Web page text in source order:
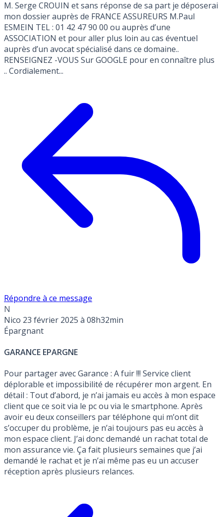
M. Serge CROUIN et sans réponse de sa part je déposerai
mon dossier auprès de FRANCE ASSUREURS M.Paul
ESMEIN TEL : 01 42 47 90 00 ou auprès d’une
ASSOCIATION et pour aller plus loin au cas éventuel
auprès d’un avocat spécialisé dans ce domaine..
RENSEIGNEZ -VOUS Sur GOOGLE pour en connaître plus
.. Cordialement...
Répondre à ce message
N
Nico 23 février 2025 à 08h32min
Épargnant
GARANCE EPARGNE
Pour partager avec Garance : A fuir !!! Service client
déplorable et impossibilité de récupérer mon argent. En
détail : Tout d’abord, je n’ai jamais eu accès à mon espace
client que ce soit via le pc ou via le smartphone. Après
avoir eu deux conseillers par téléphone qui m’ont dit
s’occuper du problème, je n’ai toujours pas eu accès à
mon espace client. J’ai donc demandé un rachat total de
mon assurance vie. Ça fait plusieurs semaines que j’ai
demandé le rachat et je n’ai même pas eu un accuser
réception après plusieurs relances.